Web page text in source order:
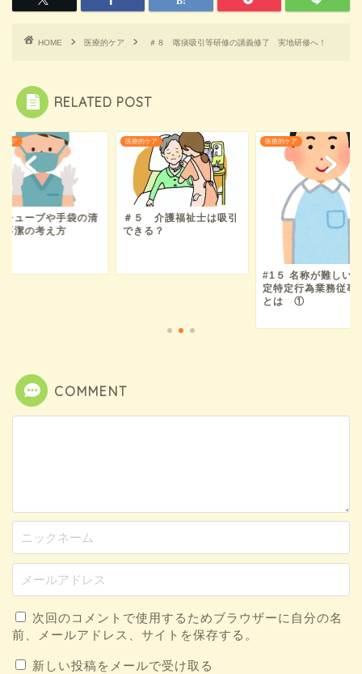
HOME 医療的ケア ＃８ 喀痰吸引等研修の講義修了 実地研修へ！
RELATED POST
ケア
チューブや手袋の清
不潔の考え方
医療的ケア
＃５ 介護福祉士は吸引
できる？
医療的ケア
#1５ 名称が難しい
定特定行為業務従事
とは ①
COMMENT
次回のコメントで使用するためブラウザーに自分の名
前、メールアドレス、サイトを保存する。
新しい投稿をメールで受け取る